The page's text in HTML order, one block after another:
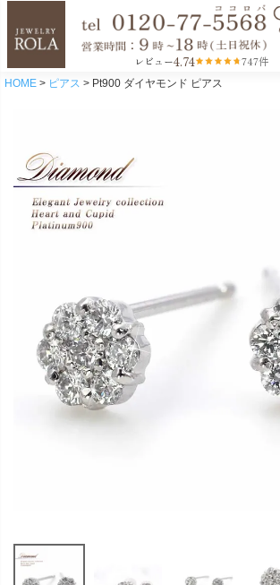
レビュー4.74 747件
HOME ピアス Pt900 ダイヤモンド ピアス